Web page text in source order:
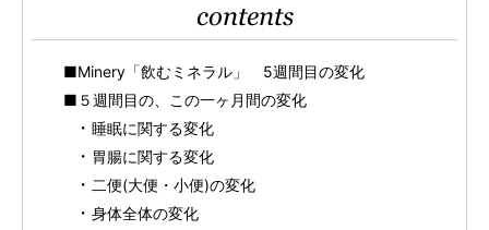
contents
■Minery「飲むミネラル」 5週間目の変化
■５週間目の、この一ヶ月間の変化
睡眠に関する変化
胃腸に関する変化
二便(大便・小便)の変化
身体全体の変化